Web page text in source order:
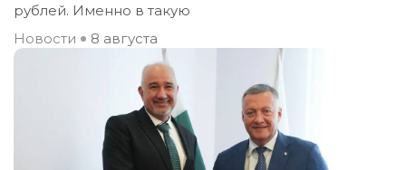
рублей. Именно в такую
Новости
8 августа